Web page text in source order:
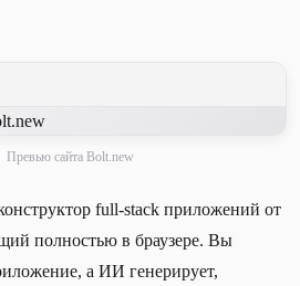
Превью сайта Bolt.new
full-stack приложений от
полностью в браузере. Вы
а ИИ генерирует,